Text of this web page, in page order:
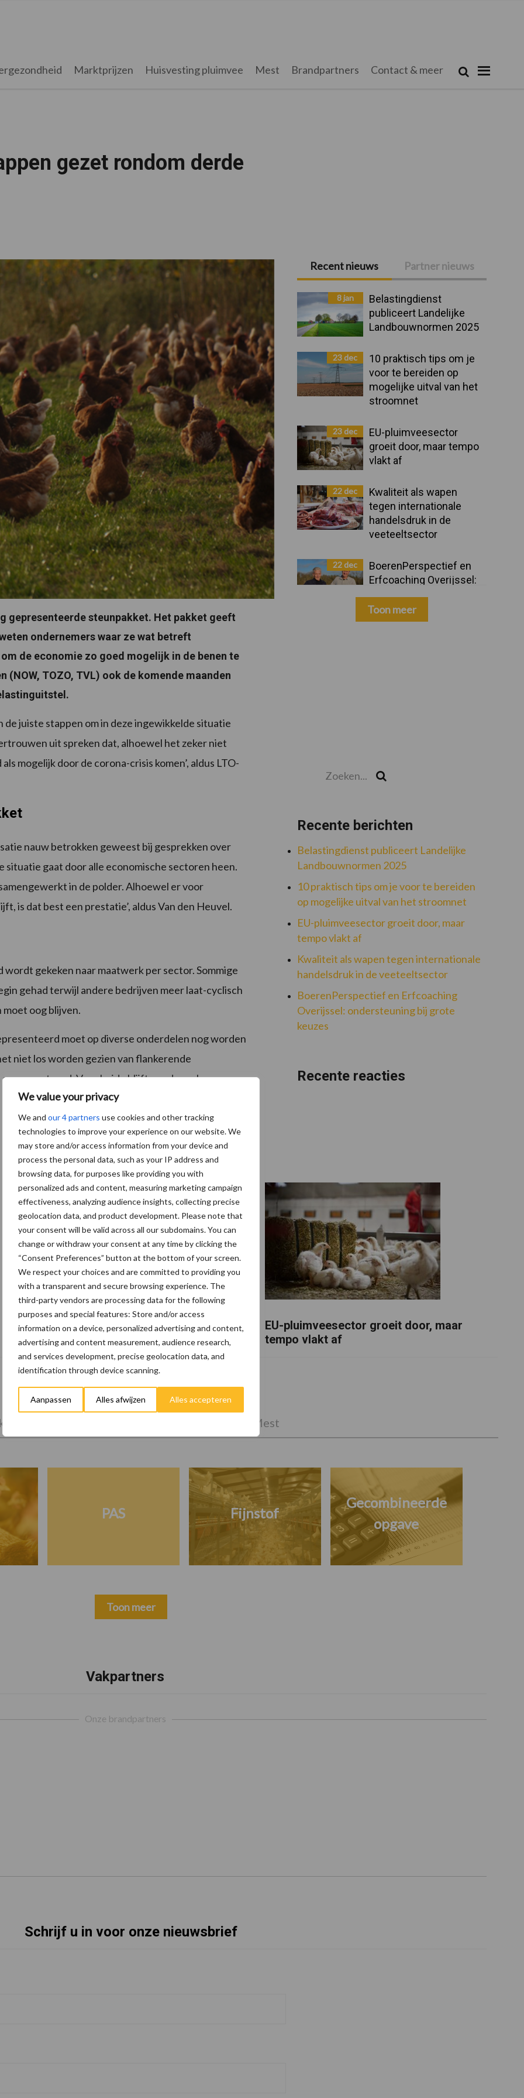
We value your privacy
We and our 4 partners use cookies and other tracking
technologies to improve your experience on our website. We
may store and/or access information from your device and
process the personal data, such as your IP address and
browsing data, for purposes like providing you with
personalized ads and content, measuring marketing campaign
effectiveness, analyzing audience insights, collecting precise
geolocation data, and product development. Please note that
your consent will be valid across all our subdomains. You can
change or withdraw your consent at any time by clicking the
“Consent Preferences” button at the bottom of your screen.
We respect your choices and are committed to providing you
with a transparent and secure browsing experience. The
third-party vendors are processing data for the following
purposes and special features: Store and/or access
information on a device, personalized advertising and content,
advertising and content measurement, audience research,
and services development, precise geolocation data, and
identification through device scanning.
Aanpassen Alles afwijzen Alles accepteren
Marktprijzen Huisvesting pluimvee Mest Brandpartners Contact & meer Zoek
gezet rondom derde
gepresenteerde steunpakket. Het pakket geeft
ondernemers waar ze wat betreft
de economie zo goed mogelijk in de benen te
TOZO, TVL) ook de komende maanden
juiste stappen om in deze ingewikkelde situatie
uit spreken dat, alhoewel het zeker niet
mogelijk door de corona-crisis komen’, aldus LTO-
nauw betrokken geweest bij gesprekken over
gaat door alle economische sectoren heen.
in de polder. Alhoewel er voor
is dat best een prestatie’, aldus Van den Heuvel.
gekeken naar maatwerk per sector. Sommige
gehad terwijl andere bedrijven meer laat-cyclisch
oog blijven.
moet op diverse onderdelen nog worden
niet los worden gezien van flankerende
Voor beide blijft goed overleg en
Primaire
Sidebar
Recent nieuws Partner nieuws
8 jan
Belastingdienst
publiceert Landelijke
Landbouwnormen 2025
23 dec
10 praktisch tips om je
voor te bereiden op
mogelijke uitval van het
stroomnet
23 dec
EU-pluimveesector
groeit door, maar tempo
vlakt af
22 dec
Kwaliteit als wapen
tegen internationale
handelsdruk in de
veeteeltsector
22 dec
BoerenPerspectief en
Erfcoaching Overijssel:
ondersteuning bij grote
keuzes
Toon meer
Recente berichten
Belastingdienst publiceert Landelijke
Landbouwnormen 2025
10 praktisch tips om je voor te bereiden
op mogelijke uitval van het stroomnet
EU-pluimveesector groeit door, maar
tempo vlakt af
Kwaliteit als wapen tegen internationale
handelsdruk in de veeteeltsector
BoerenPerspectief en Erfcoaching
Overijssel: ondersteuning bij grote
keuzes
Recente reacties
10 praktisch tips om je voor te bereiden
op mogelijke uitval van het stroomnet
EU-pluimveesector groeit door, maar
tempo vlakt af
Mest
PAS Fijnstof
Gecombineerde
opgave
Toon meer
Vakpartners
Onze brandpartners
Schrijf u in voor onze nieuwsbrief